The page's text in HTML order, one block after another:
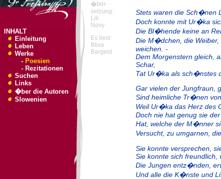
INHALT
Einleitung
Leben
Werke
- Poesien
- Rezitationen
Suchen
Links
�ber die Autoren
Slowenien
�ber-
setzung:
Lili
Novy
Es liest:
Blixa
Bargeld
Stets waren die Sch�nen
Doch konnte mit Ur�ka
Die Bl�hende keine an
Die M�dchen, die Weiber,
weichen. -
Dem Morgenstern gleich,
Schar,
Tat Ur�ka als sch�nstes
Gar vielen der Jungfraun,
Sind heimliche Tr�nen
Weil Ur�ka das Herz des
Doch nie hat genug sie
Hat, welche der M�nner
Versucht, zu umgarnen,
Sie konnte versprechen,
Sie konnte sich freundlich,
Die Jungen entz�nden,
Und alle die K�nste und